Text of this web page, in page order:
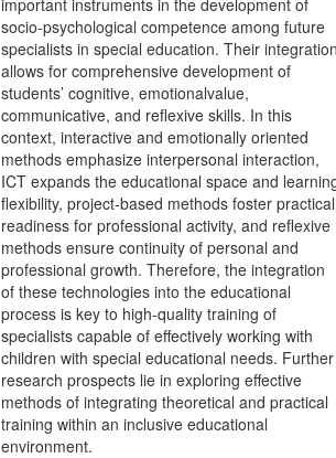
important instruments in the development of
socio-psychological competence among future
specialists in special education. Their
allows for comprehensive development of
students’ cognitive, emotionalvalue,
communicative, and reflexive skills. In this
context, interactive and emotionally oriented
methods emphasize interpersonal interaction,
ICT expands the educational space and
flexibility, project-based methods foster practical
readiness for professional activity, and reflexive
methods ensure continuity of personal and
professional growth. Therefore, the integration
of these technologies into the educational
process is key to high-quality training of
specialists capable of effectively working with
children with special educational needs. Further
research prospects lie in exploring effective
methods of integrating theoretical and practical
training within an inclusive educational
environment.